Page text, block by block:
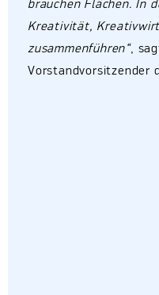
brauchen Flächen. In
Kreativität,
zusammenführen“,
Vorstandvorsitzender